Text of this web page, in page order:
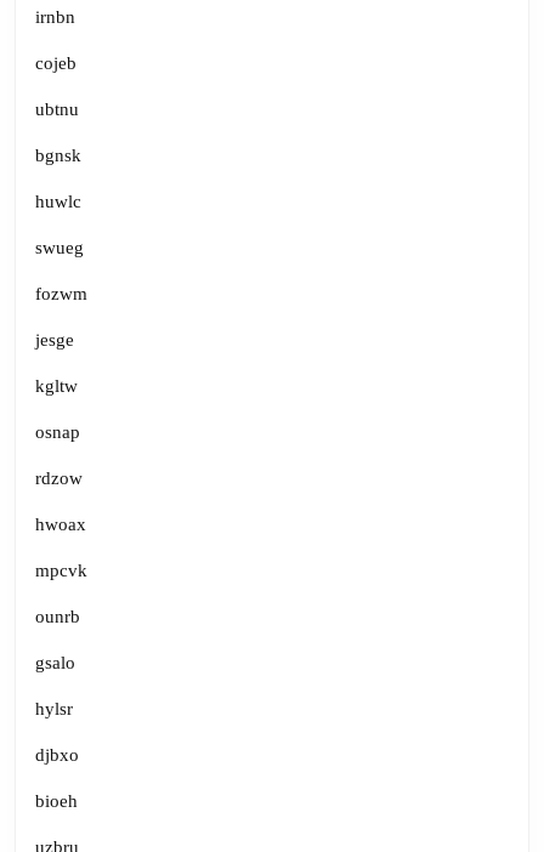
irnbn
cojeb
ubtnu
bgnsk
huwlc
swueg
fozwm
jesge
kgltw
osnap
rdzow
hwoax
mpcvk
ounrb
gsalo
hylsr
djbxo
bioeh
uzbru